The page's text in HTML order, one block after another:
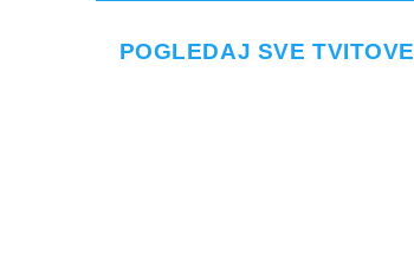
POGLEDAJ SVE TVITOVE